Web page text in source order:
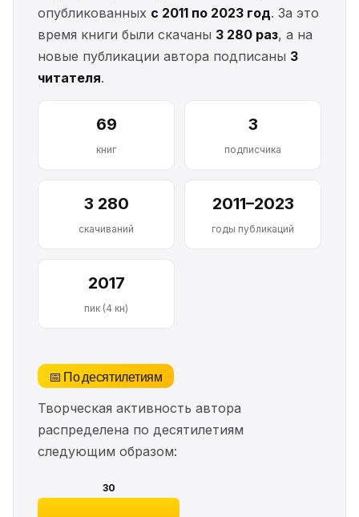
опубликованных с 2011 по 2023 год. За это
время книги были скачаны 3 280 раз, а на
новые публикации автора подписаны 3
читателя.
69
книг
3
подписчика
3 280
скачиваний
2011–2023
годы публикаций
2017
пик (4 кн)
📅 По десятилетиям
Творческая активность автора
распределена по десятилетиям
следующим образом:
30